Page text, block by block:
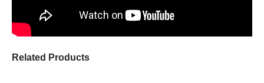
Related Products